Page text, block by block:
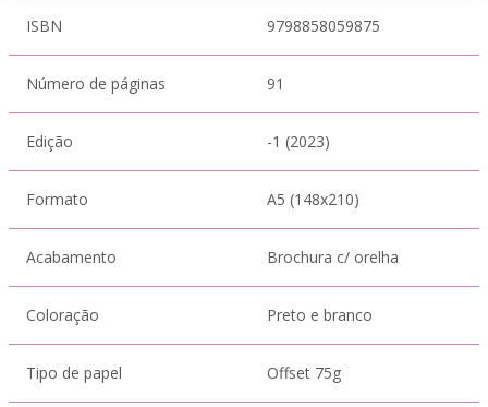
ISBN 9798858059875
Número de páginas 91
Edição -1 (2023)
Formato A5 (148x210)
Acabamento Brochura c/ orelha
Coloração Preto e branco
Tipo de papel Offset 75g